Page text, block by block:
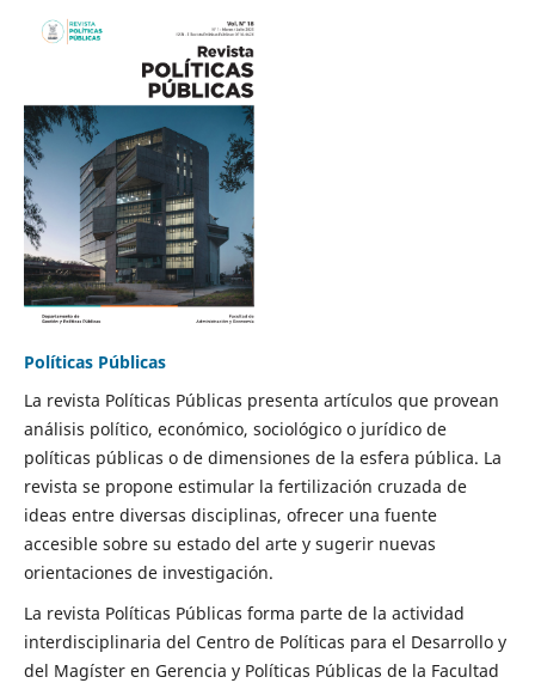
Políticas Públicas
La revista Políticas Públicas presenta artículos que provean
análisis político, económico, sociológico o jurídico de
políticas públicas o de dimensiones de la esfera pública. La
revista se propone estimular la fertilización cruzada de
ideas entre diversas disciplinas, ofrecer una fuente
accesible sobre su estado del arte y sugerir nuevas
orientaciones de investigación.
La revista Políticas Públicas forma parte de la actividad
interdisciplinaria del Centro de Políticas para el Desarrollo y
del Magíster en Gerencia y Políticas Públicas de la Facultad